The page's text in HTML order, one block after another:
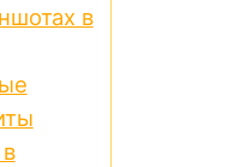
в